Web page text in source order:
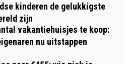
kinderen de gelukkigste
zijn
vakantiehuisjes te koop:
nu uitstappen